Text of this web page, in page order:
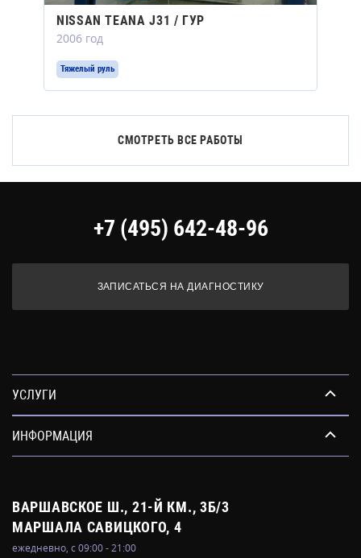
NISSAN TEANA J31 / ГУР
2006 год
Тяжелый руль
СМОТРЕТЬ ВСЕ РАБОТЫ
+7 (495) 642-48-96
ЗАПИСАТЬСЯ НА ДИАГНОСТИКУ
ВАРШАВСКОЕ Ш., 21-Й КМ., 3Б/3
МАРШАЛА САВИЦКОГО, 4
ежедневно, с 09:00 - 21:00
УСЛУГИ
ИНФОРМАЦИЯ